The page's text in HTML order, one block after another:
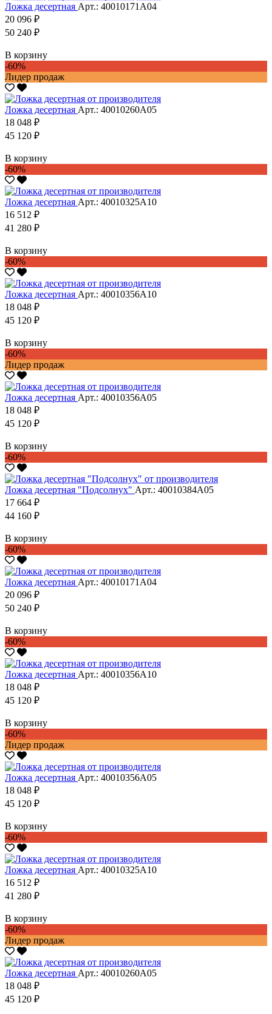
Ложка десертная Арт.: 40010171А04
20 096 ₽
50 240 ₽
В корзину
-60%
Лидер продаж
Ложка десертная Арт.: 40010260А05
18 048 ₽
45 120 ₽
В корзину
-60%
Ложка десертная Арт.: 40010325А10
16 512 ₽
41 280 ₽
В корзину
-60%
Ложка десертная Арт.: 40010356А10
18 048 ₽
45 120 ₽
В корзину
-60%
Лидер продаж
Ложка десертная Арт.: 40010356А05
18 048 ₽
45 120 ₽
В корзину
-60%
Ложка десертная "Подсолнух" Арт.: 40010384А05
17 664 ₽
44 160 ₽
В корзину
-60%
Ложка десертная Арт.: 40010171А04
20 096 ₽
50 240 ₽
В корзину
-60%
Ложка десертная Арт.: 40010356А10
18 048 ₽
45 120 ₽
В корзину
-60%
Лидер продаж
Ложка десертная Арт.: 40010356А05
18 048 ₽
45 120 ₽
В корзину
-60%
Ложка десертная Арт.: 40010325А10
16 512 ₽
41 280 ₽
В корзину
-60%
Лидер продаж
Ложка десертная Арт.: 40010260А05
18 048 ₽
45 120 ₽